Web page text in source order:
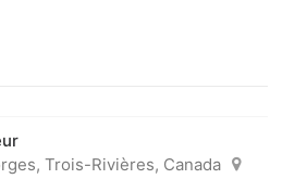
Trois-Rivières, Canada